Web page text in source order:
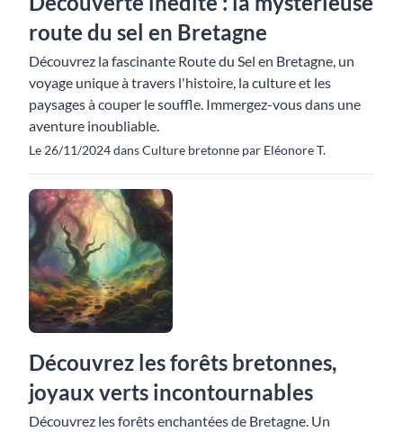
route du sel en Bretagne
Découvrez la fascinante Route du Sel en Bretagne, un
voyage unique à travers l'histoire, la culture et les
paysages à couper le souffle. Immergez-vous dans une
aventure inoubliable.
Le 26/11/2024 dans Culture bretonne par Eléonore T.
Découvrez les forêts bretonnes,
joyaux verts incontournables
Découvrez les forêts enchantées de Bretagne. Un